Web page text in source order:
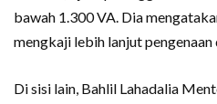
bawah 1.300 VA. Dia
mengkaji lebih lanjut
Di sisi lain, Bahlil Lahadalia